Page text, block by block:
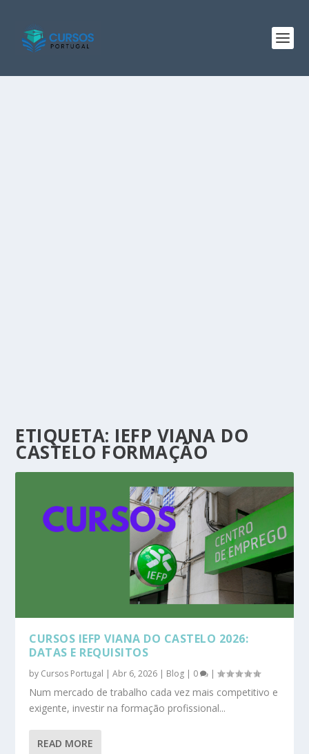
ETIQUETA: IEFP VIANA DO
CASTELO FORMAÇÃO
CURSOS IEFP VIANA DO CASTELO 2026:
DATAS E REQUISITOS
by Cursos Portugal |Abr 6, 2026 | Blog | 0 |
Num mercado de trabalho cada vez mais competitivo e
exigente, investir na formação profissional...
READ MORE